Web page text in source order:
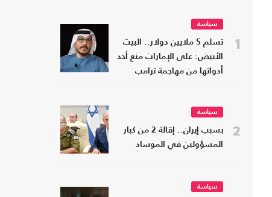
1
سياسة
تسلم 5 ملايين دولار.. البيت
الأبيض: على الإمارات منع أحد
أدواتها من مهاجمة ترامب
2
سياسة
بسبب إيران.. إقالة 2 من كبار
المسؤولين في الموساد
سياسة